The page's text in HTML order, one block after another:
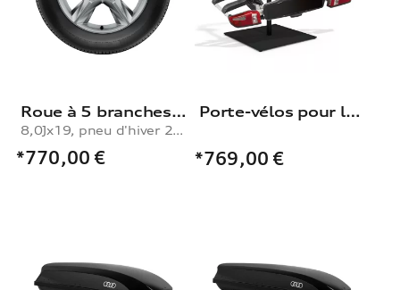
Roue à 5 branches en étoile
8,0Jx19, pneu d'hiver 255/55 R19 111H XL, gauche
*770,00 €
Porte-vélos pour le dispositif d'attelage
*769,00 €